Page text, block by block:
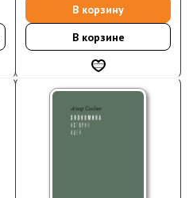
В корзину
В корзине